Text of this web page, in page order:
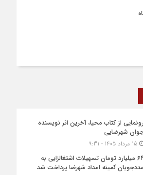
رونمایی از کتاب محیا، آخرین اثر نویسنده
شهرضایی
15 مرداد 1405 - 9:31
۶۴ میلیارد تومان تسهیلات اشتغالزایی به
مددجویان کمیته امداد شهرضا پرداخت شد